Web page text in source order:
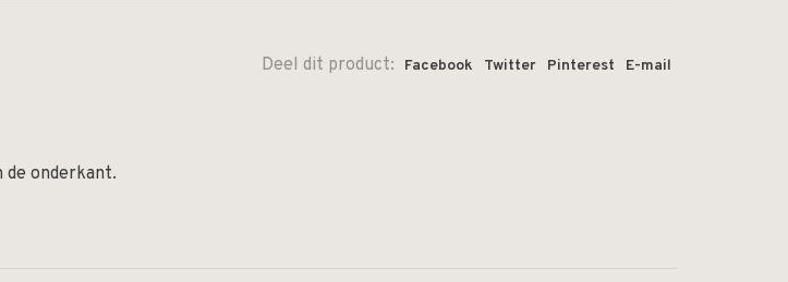
Deel dit product: Facebook Twitter Pinterest E-mail
de onderkant.